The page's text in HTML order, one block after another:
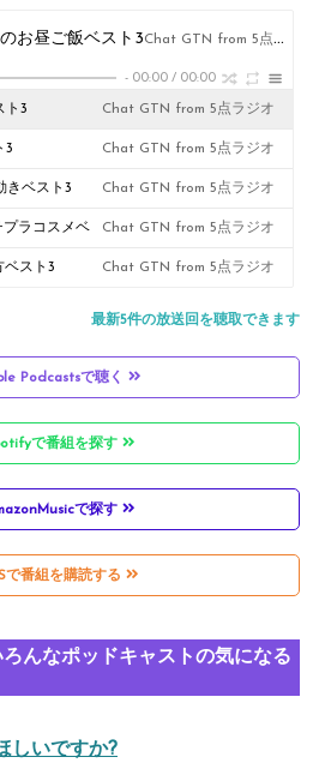
お昼ご飯ベスト3Chat GTN from 5点ラジオ
- 00:00 / 00:00
ト3 Chat GTN from 5点ラジオ
3 Chat GTN from 5点ラジオ
きベスト3 Chat GTN from 5点ラジオ
プラコスメベ Chat GTN from 5点ラジオ
ベスト3 Chat GTN from 5点ラジオ
最新5件の放送回を聴取できます
Podcastsで聴く
で番組を探す
で探す
で番組を購読する
んなポッドキャストの気になる
しいですか?